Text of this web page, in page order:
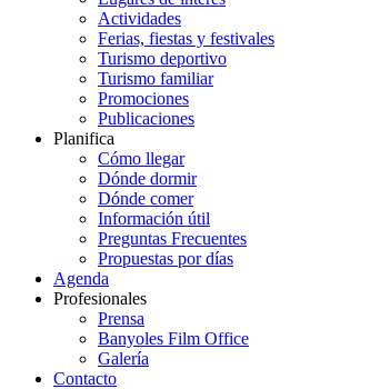
Actividades
Ferias, fiestas y festivales
Turismo deportivo
Turismo familiar
Promociones
Publicaciones
Planifica
Cómo llegar
Dónde dormir
Dónde comer
Información útil
Preguntas Frecuentes
Propuestas por días
Agenda
Profesionales
Prensa
Banyoles Film Office
Galería
Contacto